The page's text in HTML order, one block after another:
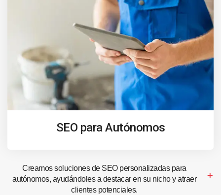
SEO para Autónomos
Creamos soluciones de SEO personalizadas para
autónomos, ayudándoles a destacar en su nicho y atraer
clientes potenciales.